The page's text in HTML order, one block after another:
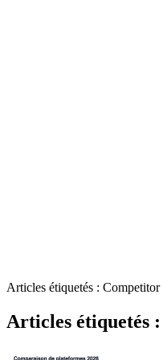
Articles étiquetés : Competitor
Articles étiquetés